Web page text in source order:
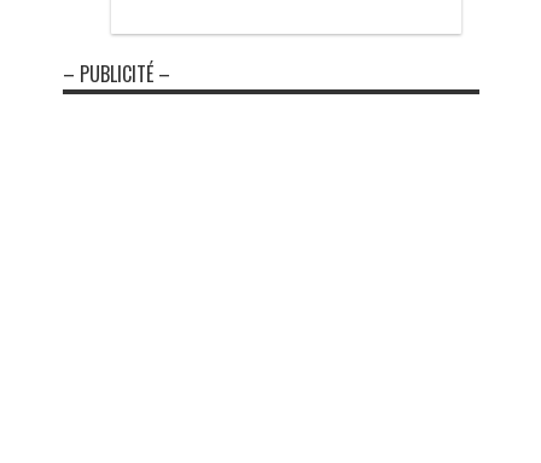
– PUBLICITÉ –